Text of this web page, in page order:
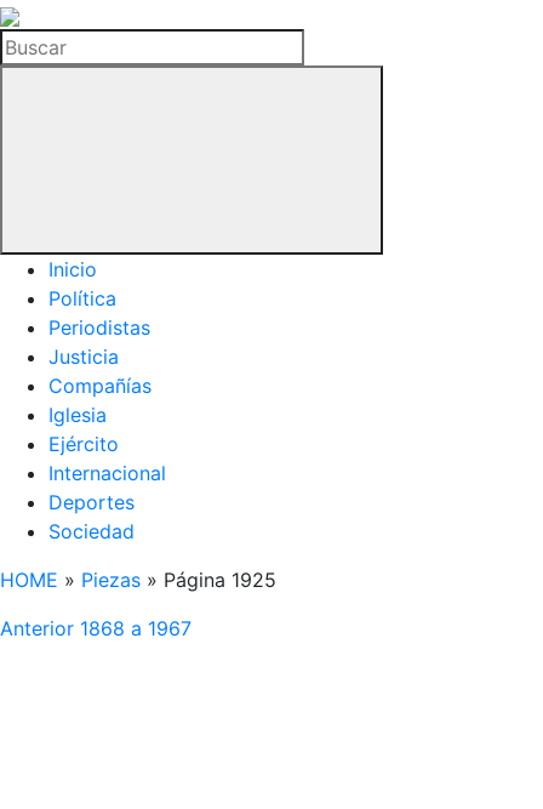
La
Hemeroteca
del
Buscar
Inicio
Política
Periodistas
Justicia
Compañías
Iglesia
Ejército
Internacional
Deportes
Sociedad
HOME » Piezas » Página 1925
Anterior 1868 a 1967